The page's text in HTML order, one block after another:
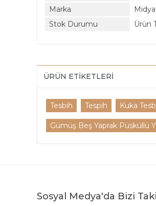
Marka
Stok Durumu
Ürün
ÜRÜN ETIKETLERI
Tesbih Tespih Kuka
Gümüş Beş Yaprak Püsküllü
Sosyal Medya'da Bizi